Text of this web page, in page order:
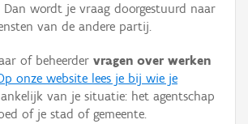
Dan wordt je vraag doorgestuurd naar
van de andere partij.
of beheerder vragen over werken
onze website lees je bij wie je
van je situatie: het agentschap
of je stad of gemeente.